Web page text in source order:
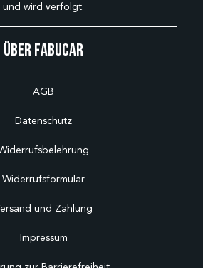
Über Fabucar
AGB
Datenschutz
Widerrufsformular
und Zahlung
Impressum
und wird verfolgt.